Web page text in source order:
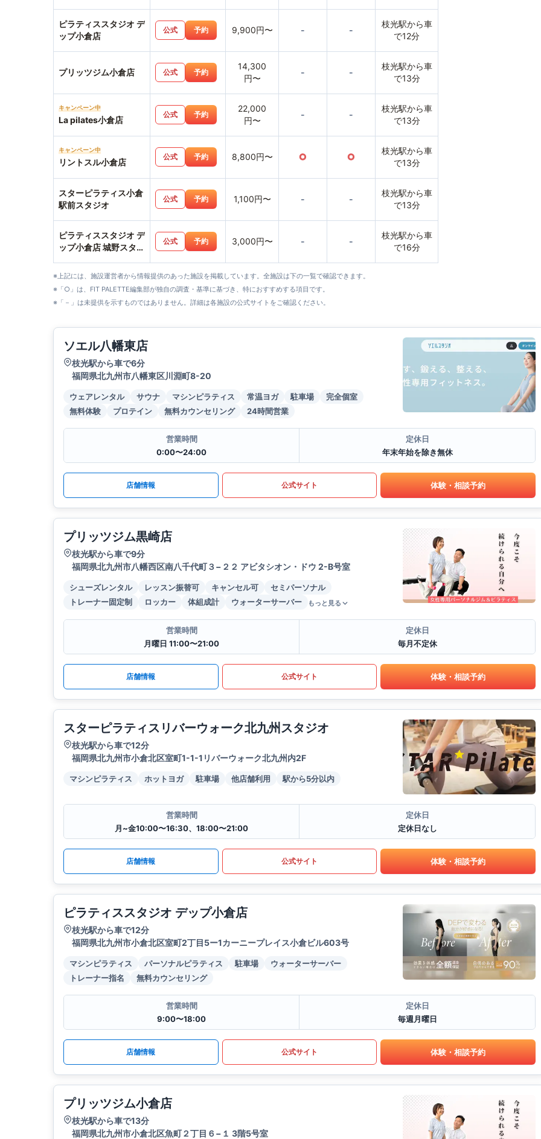
ピラティススタジオ デ
ップ小倉店
公式 予約 9,900円〜 - -
枝光駅から車
で12分
プリッツジム小倉店 公式 予約
14,300
円〜
- -
枝光駅から車
で13分
キャンペーン中
La pilates小倉店
公式 予約
22,000
円〜
- -
枝光駅から車
で13分
キャンペーン中
リントスル小倉店
公式 予約 8,800円〜 ○ ○
枝光駅から車
で13分
スターピラティス小倉
駅前スタジオ
公式 予約 1,100円〜 - -
枝光駅から車
で13分
ピラティススタジオ デ
ップ小倉店 城野スタジ
公式 予約 3,000円〜 - -
枝光駅から車
で16分
※上記には、施設運営者から情報提供のあった施設を掲載しています。全施設は下の一覧で確認できます。
※「○」は、FIT PALETTE編集部が独自の調査・基準に基づき、特におすすめする項目です。
※「－」は未提供を示すものではありません。詳細は各施設の公式サイトをご確認ください。
ソエル八幡東店
枝光駅から車で6分
福岡県北九州市八幡東区川淵町8-20
ウェアレンタル サウナ マシンピラティス 常温ヨガ 駐車場
完全個室
無料体験
プロテイン 無料カウンセリング 24時間営業
営業時間
0:00〜24:00
定休日
年末年始を除き無休
店舗情報 公式サイト 体験・相談予約
プリッツジム黒崎店
枝光駅から車で9分
福岡県北九州市八幡西区南八千代町３−２２ アビタシオン・ドウ 2-B号室
シューズレンタル レッスン振替可 キャンセル可
セミパーソナル
トレーナー固定制
ロッカー 体組成計 ウォーターサーバー もっと見る
営業時間
月曜日 11:00〜21:00
定休日
毎月不定休
店舗情報 公式サイト 体験・相談予約
スターピラティスリバーウォーク北九州スタジオ
枝光駅から車で12分
福岡県北九州市小倉北区室町1-1-1リバーウォーク北九州内2F
マシンピラティス ホットヨガ 駐車場 他店舗利用 駅から5分以内
営業時間
月~金10:00〜16:30、18:00〜21:00
定休日
定休日なし
店舗情報 公式サイト 体験・相談予約
ピラティススタジオ デップ小倉店
枝光駅から車で12分
福岡県北九州市小倉北区室町2丁目5ー1カーニープレイス小倉ビル603号
マシンピラティス パーソナルピラティス 駐車場
ウォーターサーバー
トレーナー指名
無料カウンセリング
営業時間
9:00〜18:00
定休日
毎週月曜日
店舗情報 公式サイト 体験・相談予約
プリッツジム小倉店
枝光駅から車で13分
福岡県北九州市小倉北区魚町２丁目６−１ 3階5号室